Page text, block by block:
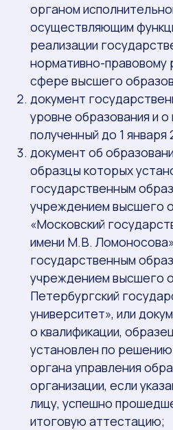
органом
осуществляющим
реализации
нормативно-правовому
сфере высшего
документ
уровне образования и о
полученный до 1 января
документ об
образцы которых
государственным
учреждением высшего
«Московский
имени М.В.
государственным
учреждением высшего
Петербургский
университет», или
о квалификации,
установлен по
органа управления
организации, если
лицу, успешно
итоговую аттестацию;